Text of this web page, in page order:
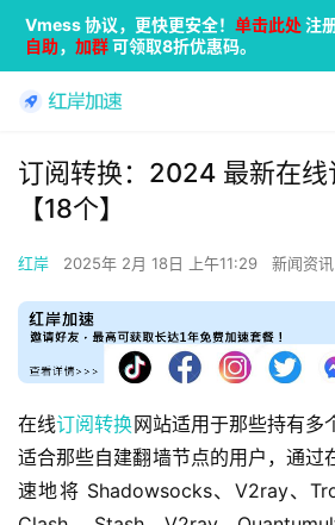
订阅转换：2024 最新在线
【18个】
红岸 2025年 2月 18日 上午11:29 新闻资讯
在线订阅转换网站适用于那些持有多
适合那些自建翻墙节点的用户，通过
速地将 Shadowsocks、V2ray、
Vmess 协议，更快更安全！ 单击此处注
自助， 加群可领取8折优惠码。